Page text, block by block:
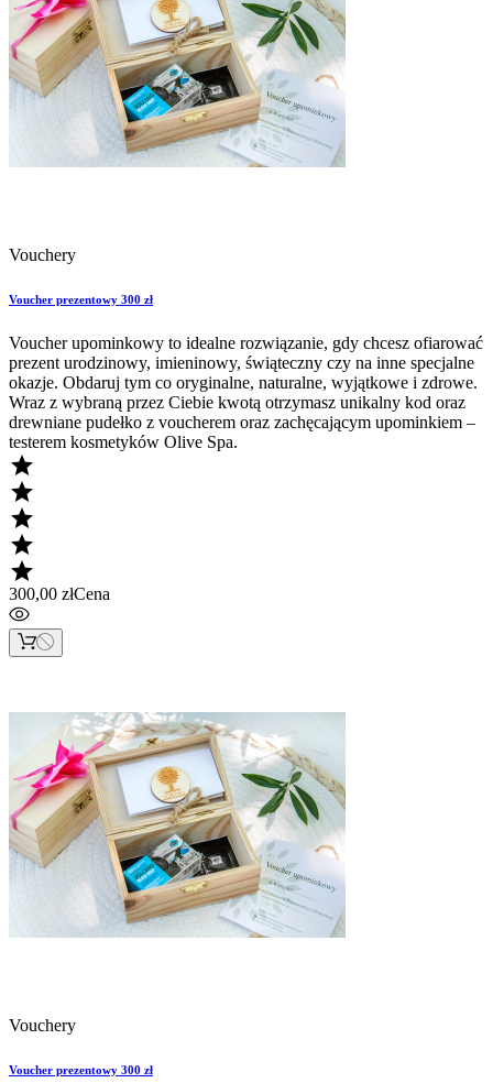
Vouchery
Voucher prezentowy 300 zł
Voucher upominkowy to idealne rozwiązanie, gdy chcesz ofiarować
prezent urodzinowy, imieninowy, świąteczny czy na inne specjalne
okazje. Obdaruj tym co oryginalne, naturalne, wyjątkowe i zdrowe.
Wraz z wybraną przez Ciebie kwotą otrzymasz unikalny kod oraz
drewniane pudełko z voucherem oraz zachęcającym upominkiem –
testerem kosmetyków Olive Spa.





300,00 złCena
Vouchery
Voucher prezentowy 300 zł